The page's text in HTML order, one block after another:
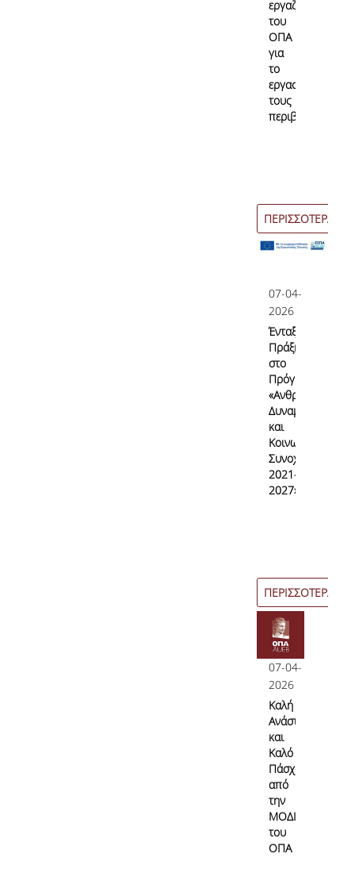
εργαζόμενοι
του
ΟΠΑ
για
το
εργασιακό
τους
περιβάλλον;
ΠΕΡΙΣΣΟΤΕΡΑ
07-04-
2026
Ένταξη
Πράξης
στο
Πρόγραμμα
«Ανθρώπινο
Δυναμικό
και
Κοινωνική
Συνοχή
2021–
2027»
ΠΕΡΙΣΣΟΤΕΡΑ
07-04-
2026
Καλή
Ανάσταση
και
Καλό
Πάσχα
από
την
ΜΟΔΙΠ
του
ΟΠΑ